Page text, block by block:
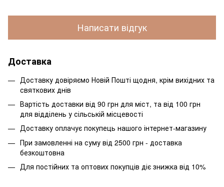
Написати відгук
Доставка
Доставку довіряємо Новій Пошті щодня, крім вихідних та
святкових днів
Вартість доставки від 90 грн для міст, та від 100 грн
для відділень у сільській місцевості
Доставку оплачує покупець нашого інтернет-магазину
При замовленні на суму від 2500 грн - доставка
безкоштовна
Для постійних та оптових покупців діє знижка від 10%